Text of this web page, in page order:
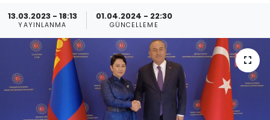
13.03.2023 - 18:13
YAYINLANMA
01.04.2024 - 22:30
GÜNCELLEME